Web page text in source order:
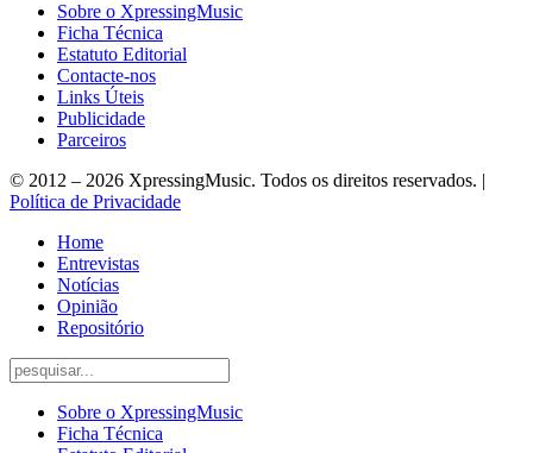
Sobre o XpressingMusic
Ficha Técnica
Estatuto Editorial
Contacte-nos
Links Úteis
Publicidade
Parceiros
© 2012 – 2026 XpressingMusic. Todos os direitos reservados. |
Política de Privacidade
Home
Entrevistas
Notícias
Opinião
Repositório
Sobre o XpressingMusic
Ficha Técnica